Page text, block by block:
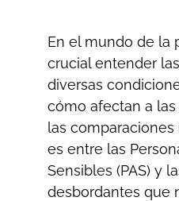
En el mundo de la
crucial entender
diversas
cómo afectan a
las
es entre las
Sensibles (PAS) y
desbordantes que